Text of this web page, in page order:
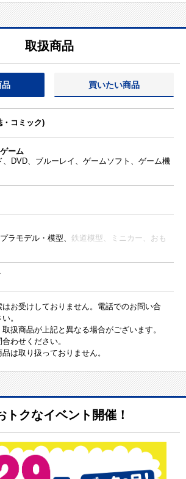
取扱商品
品 買いたい商品
・コミック)
ーム
、DVD、ブルーレイ、ゲームソフト、ゲーム機
ラモデル・模型、 鉄道模型、 ミニカー、
おも
お受けしておりません。電話でのお問い合
。
扱商品が上記と異なる場合がございます。
わせください。
は取り扱っておりません。
トクなイベント開催！